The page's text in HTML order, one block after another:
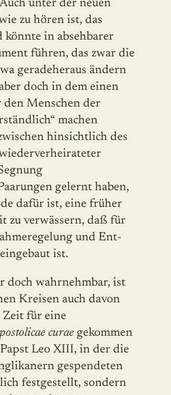
unter der neuen
zu hö­ren ist, das
könnte in absehbarer
führen, das zwar die
geradeheraus ändern
doch in dem einen
Menschen der
machen
hinsichtlich des
gelernt haben,
dafür ist, eine früher
zu verwässern, daß für
und Ent­
ist.
doch wahrnehmbar, ist
Kreisen auch davon
Zeit für eine
curae ge­kom­men
Leo XIII, in der die
gespendeten
festgestellt, sondern